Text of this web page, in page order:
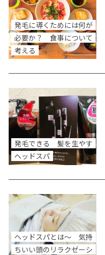
発毛に導くためには何が
必要か？ 食事について
考える
発毛できる 髪を生やす
ヘッドスパ
ヘッドスパとは～ 気持
ちいい頭のリラクゼーシ